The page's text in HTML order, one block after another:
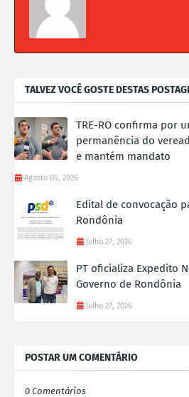
TALVEZ VOCÊ GOSTE DESTAS
TRE-RO confirma por
permanência do
e mantém mandato
Agosto 05, 2026
Edital de convocação
Rondônia
Julho 27, 2026
PT oficializa Expedito
Governo de Rondônia
Julho 27, 2026
POSTAR UM COMENTÁRIO
0 Comentários